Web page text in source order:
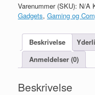
5
meter
antal
Varenummer (SKU): N/A
Gadgets, Gaming og
Beskrivelse
Anmeldelser (0)
Beskrivelse